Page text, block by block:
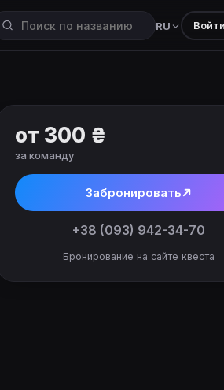
RU
от 300 ₴
за команду
Забронировать
+38 (093) 942-34-70
Бронирование на сайте квеста